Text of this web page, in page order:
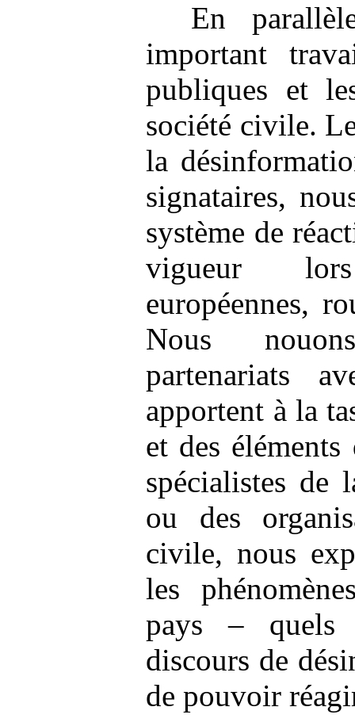
En
important
publiques et
société civile.
la
signataires,
système de
vigueur
européennes,
Nous
partenariats
apportent à la
et des
spécialistes de
ou des
civile, nous
les
pays – quels
discours de
de pouvoir